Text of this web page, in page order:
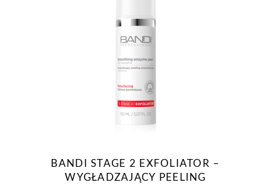
BANDI STAGE 2 EXFOLIATOR –
WYGŁADZAJĄCY PEELING